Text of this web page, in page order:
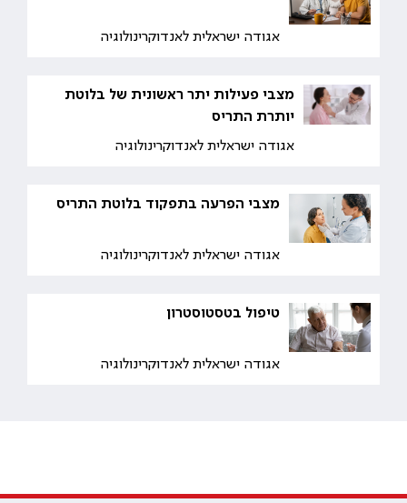
אגודה ישראלית לאנדוקרינולוגיה
מצבי פעילות יתר ראשונית של בלוטת
יותרת התריס
אגודה ישראלית לאנדוקרינולוגיה
מצבי הפרעה בתפקוד בלוטת התריס
אגודה ישראלית לאנדוקרינולוגיה
טיפול בטסטוסטרון
אגודה ישראלית לאנדוקרינולוגיה